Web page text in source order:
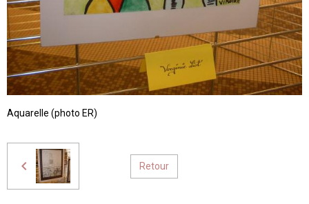
Aquarelle (photo ER)
Retour